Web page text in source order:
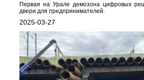
Первая на Урале демозона цифровых
двери для предпринимателей.
2025-03-27